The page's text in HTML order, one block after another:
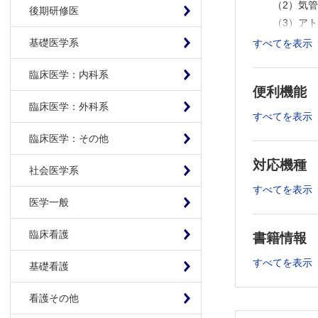
後期研修医
基礎医学系
臨床医学：内科系
臨床医学：外科系
臨床医学：その他
社会医学系
医学一般
臨床看護
基礎看護
看護その他
（2）気
（3）ア
（4）ア
画像診断
今月の症例
感染症
ペットの
気管内挿
COVID-
すべてを表示
便利機能
すべてを表示
対応機種
すべてを表示
書籍情報
すべてを表示